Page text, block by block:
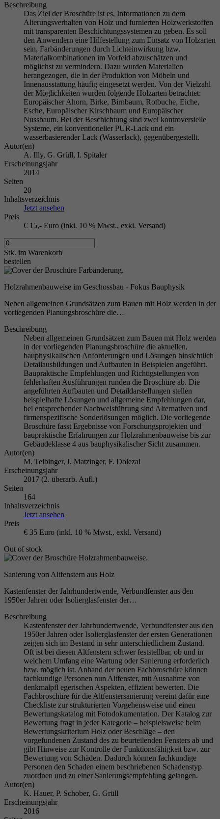
Beschreibung
Das Ziel der Broschüre ist es, Informationen zu dem
Alterungsverhalten von Holz und furnierten Holzwerkstoffen
mit transparenten Beschichtungssystemen zu geben. Es soll
den Anwendern eine Hilfestellung zum Einsatz von Holzarten
sein, Farbänderungen durch Lichteinwirkung bzw.
Materialkombinationen im Vorfeld abzuschätzen und
möglichst zu vermindern. Dazu wurden Materialien
herangezogen, die in der Produktion von Möbeln und
Innenausstattung häufig eingesetzt werden. Von der Vielzahl
der Möglichkeiten wurden folgende Holzarten betrachtet:
Europäischer Ahorn, Birke, Birnbaum, Rotbuche, Eiche,
Esche, Europäischer Kirschbaum und Europäischer
Nussbaum. Bei der Beschichtung sind zwei kontroversielle
Systeme, ein konventioneller PUR-Lack und ein
wasserbasierender Lack (Wasserlack), gegenübergestellt.
Autor(en)
A. Illy, G. Grüll, I. Spitaler
Erscheinungsjahr
2014
Seiten
20
Inhaltsverzeichnis
Jetzt ansehen
Preis
€ 15,- Euro (inkl. 10 % Mwst., exkl. Versand)
Stk. im Warenkorb
bestellen
Holzrahmenbauweise im Geschossbau - Fokus Bauphysik
Neben allgemeinen Grundsätzen zum Bauen mit Holz werden in der
vorliegenden Planungsbroschüre die…
Beschreibung
Neben allgemeinen Grundsätzen zum Bauen mit Holz werden
in der vorliegenden Planungsbroschüre die aktuellen,
bauphysikalischen Anforderungen und Lösungen hinsichtlich
Detailausbildungen und Aufbauten in Beispielen angeführt.
Baupraktische Empfehlungen und Richtigstellungen von
fehlerhaften Ausführungen runden die Broschüre ab. Die
angeführten Aufbauten und Detaildarstellungen stellen
beispielhafte Lösungen und allgemeine Empfehlungen dar,
bei entsprechender Nachweisführung sind Alternativen und
firmenspezifische Sonderlösungen möglich. Die vorliegende
Broschüre fasst Ergebnisse von Forschungsprojekten und
baupraktische Erfahrungen zur Holzrahmenbauweise bis zur
Gebäudeklasse 4 aus bauphysikalischer Sicht zusammen.
Autor(en)
M. Teibinger, I. Matzinger, F. Dolezal
Erscheinungsjahr
2017 (2. überarb. Aufl.)
Seiten
164
Inhaltsverzeichnis
Jetzt ansehen
Preis
€ 35 Euro (inkl. 10 % Mwst., exkl. Versand)
Out of stock
Sanierung von Altfenstern aus Holz
Kastenfenster der Jahrhundertwende, Verbundfenster aus den
1950er Jahren oder Isolierglasfenster der…
Beschreibung
Kastenfenster der Jahrhundertwende, Verbundfenster aus den
1950er Jahren oder Isolierglasfenster der ersten Generationen
zeigen sich im Bestand in sehr unterschiedlichem Zustand.
Oft ist bei diesen Altfenstern schwer feststellbar, ob und in
welchem Umfang eine Wartung oder Sanierung erforderlich
bzw. möglich ist. Anhand der neuen Fachbroschüre können
fachkundige Personen nun Altfenster, mit Ausnahme von
denkmalpfl egerischen Aspekten, effizient bewerten. Die
Fachbroschüre für die Altfenstersanierung vereint dafür eine
Checkliste zur strukturierten Vorgehensweise und einen
Bewertungskatalog mit Fotodokumentation. Der Katalog zur
Bewertung fragt in jeder Kategorie – beispielsweise beim
Bewertungskriterium Holz oder Beschläge – den
vorgefundenen Zustand des zu beurteilenden Fensters ab und
gibt Hinweise zur Kontrolle der Funktionsfähigkeit bzw. zur
Bewertung von Schäden. Dadurch können fachkundige
Personen den Schaden einem beschriebenen Schadenstyp
zuordnen und zu einer Sanierungsempfehlung gelangen.
Autor(en)
K. Hauer, P. Schober, G. Grüll
Erscheinungsjahr
2016